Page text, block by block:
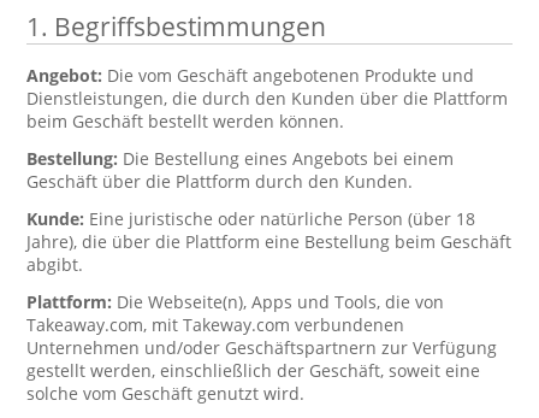
1. Begriffsbestimmungen
Angebot: Die vom Geschäft angebotenen Produkte und
Dienstleistungen, die durch den Kunden über die Plattform
beim Geschäft bestellt werden können.
Bestellung: Die Bestellung eines Angebots bei einem
Geschäft über die Plattform durch den Kunden.
Kunde: Eine juristische oder natürliche Person (über 18
Jahre), die über die Plattform eine Bestellung beim Geschäft
abgibt.
Plattform: Die Webseite(n), Apps und Tools, die von
Takeaway.com, mit Takeway.com verbundenen
Unternehmen und/oder Geschäftspartnern zur Verfügung
gestellt werden, einschließlich der Geschäft, soweit eine
solche vom Geschäft genutzt wird.